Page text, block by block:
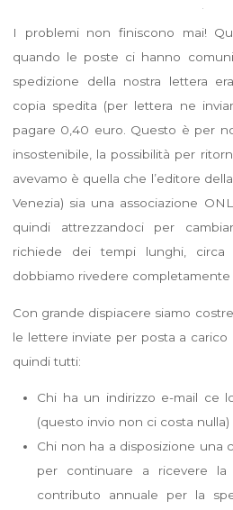
I problemi non finiscono mai!
quando le poste ci hanno
spedizione della nostra lettera
copia spedita (per lettera ne
pagare 0,40 euro. Questo è per
insostenibile, la possibilità per
avevamo è quella che l’editore
Venezia) sia una associazione
quindi attrezzandoci per
richiede dei tempi lunghi, circa
dobbiamo rivedere completamente
Con grande dispiacere siamo
le lettere inviate per posta a carico
quindi tutti:
Chi ha un indirizzo e-mail ce
(questo invio non ci costa nulla)
Chi non ha a disposizione una
per continuare a ricevere la
contributo annuale per la